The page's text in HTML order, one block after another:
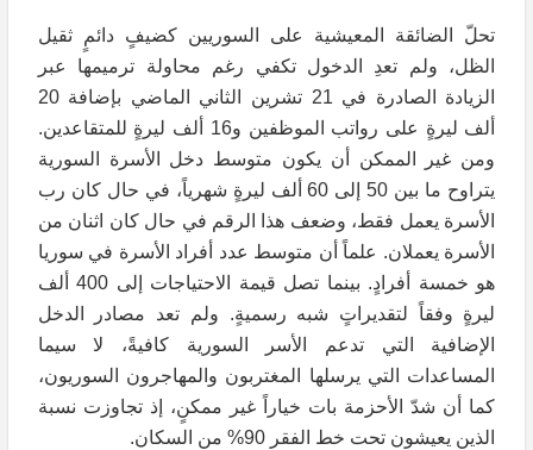
تحلّ الضائقة المعيشية على السوريين كضيفٍ دائمٍ ثقيل
الظل، ولم تعدِ الدخول تكفي رغم محاولة ترميمها عبر
الزيادة الصادرة في 21 تشرين الثاني الماضي بإضافة 20
ألف ليرةٍ على رواتب الموظفين و16 ألف ليرةٍ للمتقاعدين.
ومن غير الممكن أن يكون متوسط دخل الأسرة السورية
يتراوح ما بين 50 إلى 60 ألف ليرةٍ شهرياً، في حال كان رب
الأسرة يعمل فقط، وضعف هذا الرقم في حال كان اثنان من
الأسرة يعملان. علماً أن متوسط عدد أفراد الأسرة في سوريا
هو خمسة أفرادٍ. بينما تصل قيمة الاحتياجات إلى 400 ألف
ليرةٍ وفقاً لتقديراتٍ شبه رسميةٍ. ولم تعد مصادر الدخل
الإضافية التي تدعم الأسر السورية كافيةً، لا سيما
المساعدات التي يرسلها المغتربون والمهاجرون السوريون،
كما أن شدّ الأحزمة بات خياراً غير ممكنٍ، إذ تجاوزت نسبة
الذين يعيشون تحت خط الفقر 90% من السكان.